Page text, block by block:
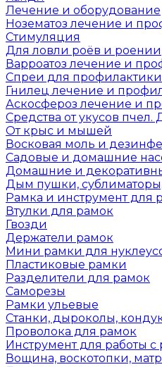
Лечение и оборудование
Нозематоз лечение и
Стимуляция
Для ловли роёв и роении
Варроатоз лечение и
Спреи для профилактики
Гнилец лечение и
Аскосфероз лечение и
Средства от укусов
От крыс и мышей
Восковая моль и
Садовые и домашние
Домашние и
Дым пушки,
Рамка и инструмент для
Втулки для рамок
Гвозди
Держатели рамок
Мини рамки для
Пластиковые рамки
Разделители для рамок
Саморезы
Рамки ульевые
Станки, дыроколы,
Проволока для рамок
Инструмент для работы
Вощина, воскотопки,